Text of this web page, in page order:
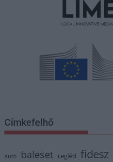
Címkefelhő
autó baleset cegléd fidesz